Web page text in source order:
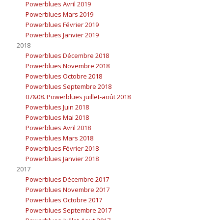
Powerblues Avril 2019
Powerblues Mars 2019
Powerblues Février 2019
Powerblues Janvier 2019
2018
Powerblues Décembre 2018
Powerblues Novembre 2018
Powerblues Octobre 2018
Powerblues Septembre 2018
07&08. Powerblues juillet-août 2018
Powerblues Juin 2018
Powerblues Mai 2018
Powerblues Avril 2018
Powerblues Mars 2018
Powerblues Février 2018
Powerblues Janvier 2018
2017
Powerblues Décembre 2017
Powerblues Novembre 2017
Powerblues Octobre 2017
Powerblues Septembre 2017